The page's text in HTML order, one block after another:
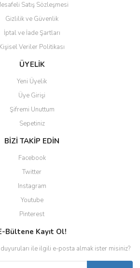
Satış Sözleşmesi
Gizlilik ve Güvenlik
İptal ve İade Şartları
Kişisel Veriler Politikası
ÜYELİK
Yeni Üyelik
Üye Girişi
Şifremi Unuttum
Sepetiniz
BİZİ TAKİP EDİN
Facebook
Twitter
Instagram
Youtube
Pinterest
Bültene Kayıt Ol!
duyuruları ile ilgili e-posta almak ister misiniz?